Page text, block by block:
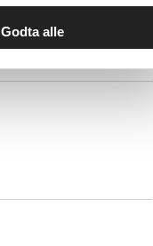
Godta alle